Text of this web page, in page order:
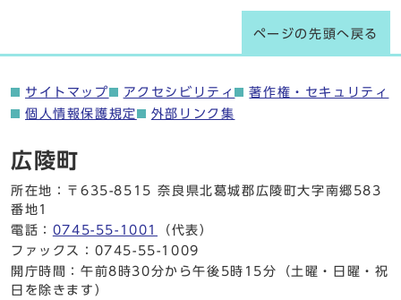
ページの先頭へ戻る
サイトマップ アクセシビリティ
著作権・セキュリティ
個人情報保護規定
外部リンク集
広陵町
所在地：〒635-8515 奈良県北葛城郡広陵町大字南郷583
番地1
電話： 0745-55-1001
（代表）
ファックス：0745-55-1009
開庁時間：午前8時30分から午後5時15分（土曜・日曜・祝
日を除きます）